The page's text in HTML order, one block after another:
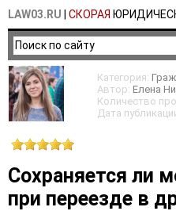
LAW03.RU СКОРАЯ
Категория:
Автор: Елена
Количество
Дата
Сохраняется ли
при переезде в